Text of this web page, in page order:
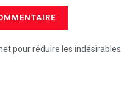
pour réduire les indésirables.